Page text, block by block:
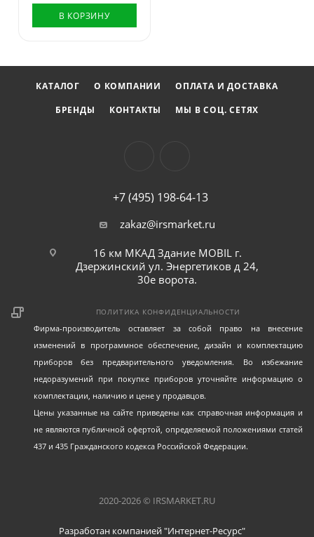
В КОРЗИНУ
КАТАЛОГ О КОМПАНИИ
ОПЛАТА И ДОСТАВКА
БРЕНДЫ
КОНТАКТЫ МЫ В СОЦ. СЕТЯХ
+7 (495) 198-64-13
zakaz@irsmarket.ru
16 км МКАД Здание MOBIL г.
Дзержинский ул. Энергетиков д 24,
30е ворота.
ПОЛИТИКА КОНФИДЕНЦИАЛЬНОСТИ
Фирма-производитель оставляет за собой право на внесение
изменений в программное обеспечение, дизайн и комплектацию
приборов без предварительного уведомления. Во избежание
недоразумений при покупке приборов уточняйте информацию о
комплектации, наличию и цене у продавцов.
Цены указанные на сайте приведены как справочная информация и
не являются публичной офертой, определяемой положениями статей
437 и 435 Гражданского кодекса Российской Федерации.
2020-2026 © IRSMARKET.RU
Разработан компанией "Интернет-Ресурс"